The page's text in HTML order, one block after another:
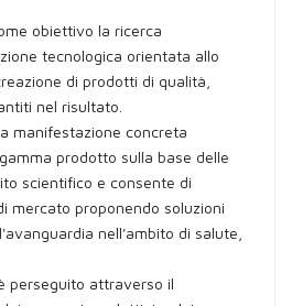
obiettivo la ricerca
tecnologica orientata allo
di prodotti di qualità,
nel risultato.
manifestazione concreta
prodotto sulla base delle
scientifico e consente di
mercato proponendo soluzioni
nell'ambito di salute,
perseguito attraverso il